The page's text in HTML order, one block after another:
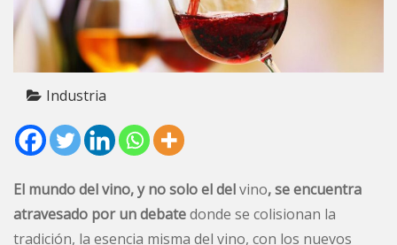
Industria
El mundo del vino, y no solo el delvino, se encuentra
atravesado por un debatedonde se colisionan la
tradición, la esencia misma del vino, con los nuevos